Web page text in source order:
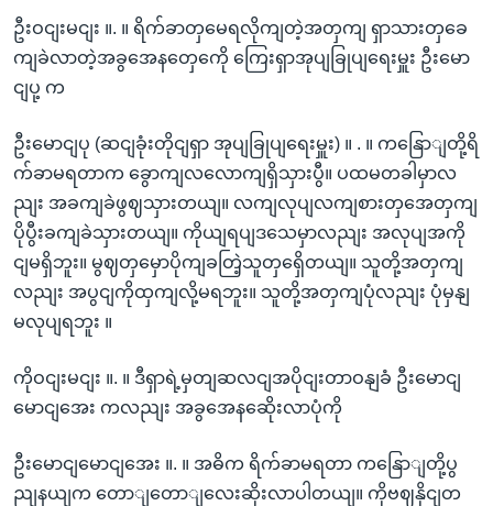
ဦးဝငျးမငျး ။. ။ ရိက်ခာတှမေရလိုကျတဲ့အတှကျ ရှာသားတှခေ
ကျခဲလာတဲ့အခွအေနတှေကေို ကြေးရှာအုပျခြုပျရေးမှူး ဦးမော
ငျပု့ က
ဦးမောငျပု (ဆငျခုံးတိုငျရှာ အုပျခြုပျရေးမှူး) ။ . ။ ကနြောျတို့ရိ
က်ခာမရတာက ခွောကျလလောကျရှိသှားပွီ။ ပထမတခါမှာလ
ညျး အခကျခဲဖွဈသှားတယျ။ လကျလုပျလကျစားတှအေတှကျ
ပိုပွီးခကျခဲသှားတယျ။ ကိုယျရပျဒသေမှာလညျး အလုပျအကို
ငျမရှိဘူး။ မွဈတှမှောပိုကျခတြဲ့သူတှရှေိတယျ။ သူတို့အတှကျ
လညျး အပွငျကိုထှကျလို့မရဘူး။ သူတို့အတှကျပုံလညျး ပုံမှနျ
မလုပျရဘူး ။
ကိုဝငျးမငျး ။. ။ ဒီရှာရဲ့မှတျဆလငျအပိုငျးတာဝနျခံ ဦးမောငျ
မောငျအေး ကလညျး အခွအေနဆေိုးလာပုံကို
ဦးမောငျမောငျအေး ။. ။ အဓိက ရိက်ခာမရတာ ကနြောျတို့ပွ
ညျနယျက တောျတောျလေးဆိုးလာပါတယျ။ ကိုဗဈနိုငျတ